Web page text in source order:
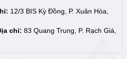
12/3 BIS Kỳ Đồng, P. Xuân Hòa,
chỉ: 83 Quang Trung, P. Rạch Giá,